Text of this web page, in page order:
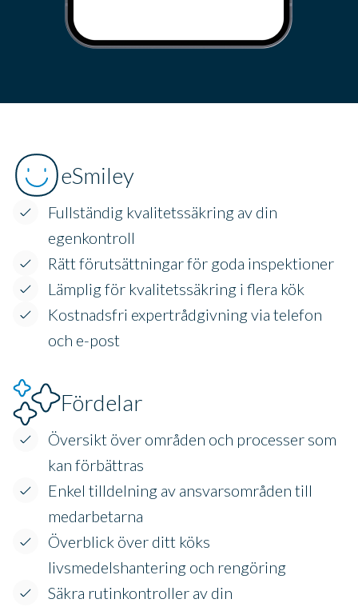
eSmiley
Fullständig kvalitetssäkring av din
egenkontroll
Rätt förutsättningar för goda inspektioner
Lämplig för kvalitetssäkring i flera kök
Kostnadsfri expertrådgivning via telefon
och e-post
Fördelar
Översikt över områden och processer som
kan förbättras
Enkel tilldelning av ansvarsområden till
medarbetarna
Överblick över ditt köks
livsmedelshantering och rengöring
Säkra rutinkontroller av din